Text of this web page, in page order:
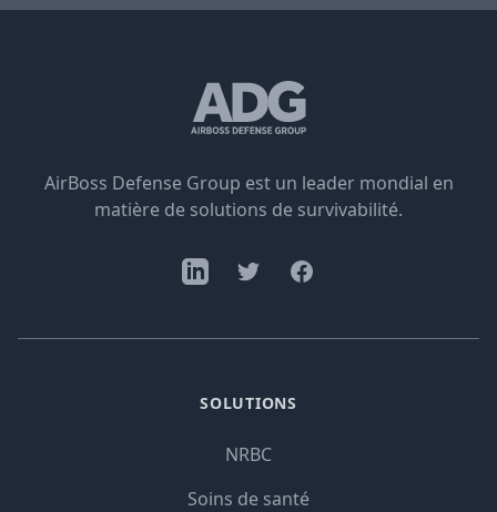
AirBoss Defense Group est un leader mondial en
matière de solutions de survivabilité.
SOLUTIONS
NRBC
Soins de santé